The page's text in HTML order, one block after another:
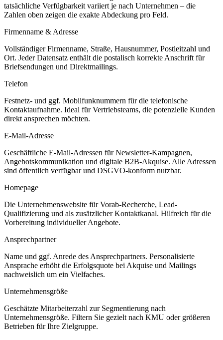
tatsächliche Verfügbarkeit variiert je nach Unternehmen – die
Zahlen oben zeigen die exakte Abdeckung pro Feld.
Firmenname & Adresse
Vollständiger Firmenname, Straße, Hausnummer, Postleitzahl und
Ort. Jeder Datensatz enthält die postalisch korrekte Anschrift für
Briefsendungen und Direktmailings.
Telefon
Festnetz- und ggf. Mobilfunknummern für die telefonische
Kontaktaufnahme. Ideal für Vertriebsteams, die potenzielle Kunden
direkt ansprechen möchten.
E-Mail-Adresse
Geschäftliche E-Mail-Adressen für Newsletter-Kampagnen,
Angebotskommunikation und digitale B2B-Akquise. Alle Adressen
sind öffentlich verfügbar und DSGVO-konform nutzbar.
Homepage
Die Unternehmenswebsite für Vorab-Recherche, Lead-
Qualifizierung und als zusätzlicher Kontaktkanal. Hilfreich für die
Vorbereitung individueller Angebote.
Ansprechpartner
Name und ggf. Anrede des Ansprechpartners. Personalisierte
Ansprache erhöht die Erfolgsquote bei Akquise und Mailings
nachweislich um ein Vielfaches.
Unternehmensgröße
Geschätzte Mitarbeiterzahl zur Segmentierung nach
Unternehmensgröße. Filtern Sie gezielt nach KMU oder größeren
Betrieben für Ihre Zielgruppe.